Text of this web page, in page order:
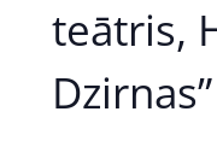
teātris,
Dzirnas”